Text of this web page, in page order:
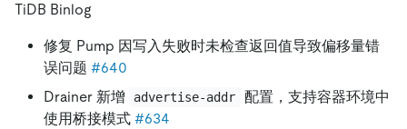
TiDB Binlog
修复 Pump 因写入失败时未检查返回值导致偏移量错
误问题 #640
Drainer 新增
advertise-addr
配置，支持容器环境中
使用桥接模式 #634